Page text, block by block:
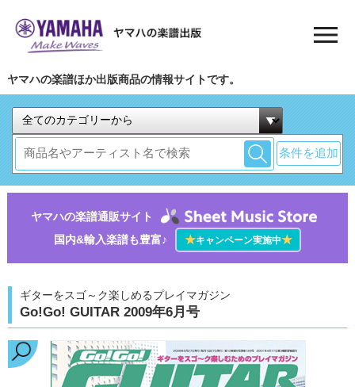
ヤマハの楽譜ほか出版商品の情報サイトです。
条件を追加
ヤマハの楽譜通販サイト
国内&輸入楽譜も豊富♪
★キャンペーン実施中★
ギターをスゴ～ク楽しめるプレイマガジン
Go!Go! GUITAR 2009年6月号